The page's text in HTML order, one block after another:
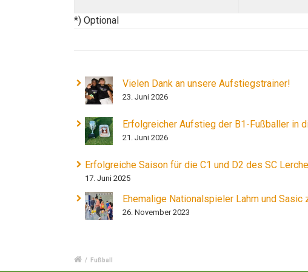
*) Optional
Vielen Dank an unsere Aufstiegstrainer!
23. Juni 2026
Erfolgreicher Aufstieg der B1-Fußballer in
21. Juni 2026
Erfolgreiche Saison für die C1 und D2 des SC
17. Juni 2025
Ehemalige Nationalspieler Lahm und Sasic
26. November 2023
/ Fußball